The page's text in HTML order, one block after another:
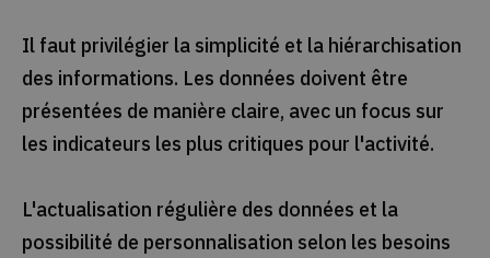
Il faut privilégier la simplicité et la hiérarchisation
des informations. Les données doivent être
présentées de manière claire, avec un focus sur
les indicateurs les plus critiques pour l'activité.
L'actualisation régulière des données et la
possibilité de personnalisation selon les besoins